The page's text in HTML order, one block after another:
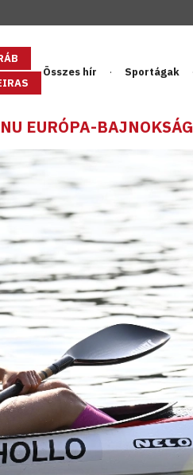
Összes hír Sportágak
EURÓPA-BAJNOKSÁG